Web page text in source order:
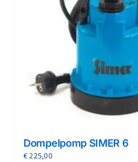
Dompelpomp SIMER 6
€225,00